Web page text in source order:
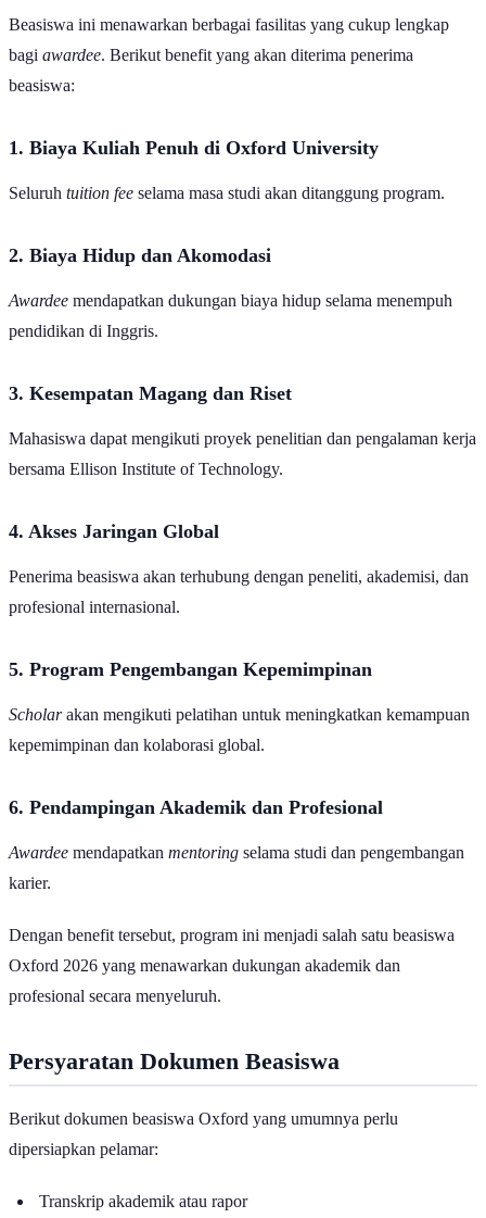
Beasiswa ini menawarkan berbagai fasilitas yang cukup lengkap
bagi awardee. Berikut benefit yang akan diterima penerima
beasiswa:
1. Biaya Kuliah Penuh di Oxford University
Seluruh tuition fee selama masa studi akan ditanggung program.
2. Biaya Hidup dan Akomodasi
Awardee mendapatkan dukungan biaya hidup selama menempuh
pendidikan di Inggris.
3. Kesempatan Magang dan Riset
Mahasiswa dapat mengikuti proyek penelitian dan pengalaman kerja
bersama Ellison Institute of Technology.
4. Akses Jaringan Global
Penerima beasiswa akan terhubung dengan peneliti, akademisi, dan
profesional internasional.
5. Program Pengembangan Kepemimpinan
Scholarakan mengikuti pelatihan untuk meningkatkan kemampuan
kepemimpinan dan kolaborasi global.
6. Pendampingan Akademik dan Profesional
Awardee mendapatkan mentoring selama studi dan pengembangan
karier.
Dengan benefit tersebut, program ini menjadi salah satu beasiswa
Oxford 2026 yang menawarkan dukungan akademik dan
profesional secara menyeluruh.
Persyaratan Dokumen Beasiswa
Berikut dokumen beasiswa Oxford yang umumnya perlu
dipersiapkan pelamar:
Transkrip akademik atau rapor